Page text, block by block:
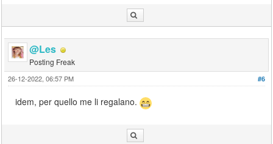
@Les
Posting Freak
#6
26-12-2022, 06:57 PM
idem, per quello me li regalano.